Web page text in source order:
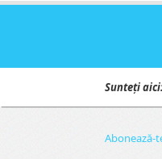
Sunteți
Abonează-